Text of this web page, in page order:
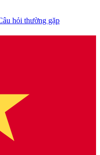
hỏi thường gặp